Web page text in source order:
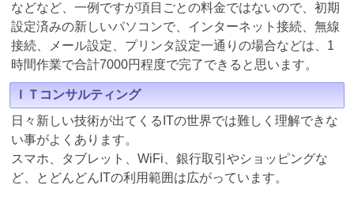
などなど、一例ですが項目ごとの料金ではないので、初期
設定済みの新しいパソコンで、インターネット接続、無線
接続、メール設定、プリンタ設定一通りの場合などは、1
時間作業で合計7000円程度で完了できると思います。
ＩＴコンサルティング
日々新しい技術が出てくるITの世界では難しく理解できな
い事がよくあります。
スマホ、タブレット、WiFi、銀行取引やショッピングな
ど、とどんどんITの利用範囲は広がっています。